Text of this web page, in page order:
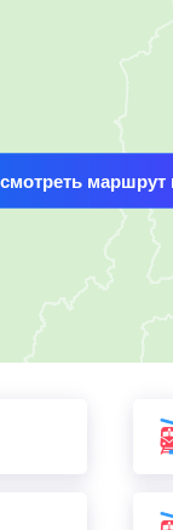
маршрут